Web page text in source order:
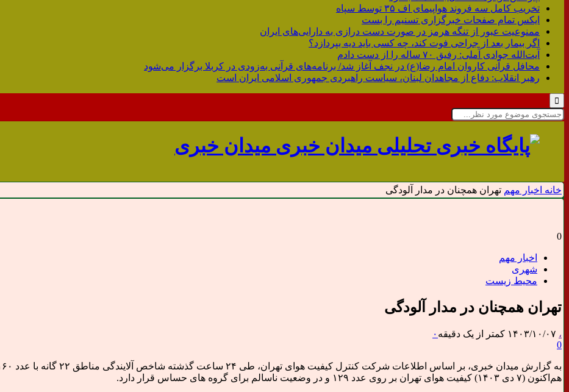
تخریب کامل سه فروند هواپیمای اف ۳۵ توسط سپاه
ایکس تمام صفحات خبرگزاری تسنیم را بست
ممنوعیت عبور از تنگه هرمز در صورت دست درازی به دارایی‌های ایران
اگر بیمار بعد از جراحی فوت کند، چه کسی باید دیه بپردازد؟
آیت‌الله جوادی آملی: رفیق ۷۰ ساله را از دست دادم
محافل قرآنی کاروان امام رضا(ع) در نجف آغاز شد/ برنامه‌های قرآنی به‌زودی در کربلا برگزار می‌شود
رهبر انقلاب: دفاع از مجاهدان لبنان، سیاست راهبردی جمهوری اسلامی ایران است
میدان خبری
خانه اخبار مهم تهران همچنان در مدار آلودگی
0
اخبار مهم
شهری
محیط زیست
تهران همچنان در مدار آلودگی
، ۱۴۰۳/۱۰/۰۷ کمتر از یک دقیقه ۰
0
هم‌اکنون (۷ دی ۱۴۰۳) کیفیت هوای تهران بر روی عدد ۱۲۹ و در وضعیت ناسالم برای گروه های حساس قرار دارد.